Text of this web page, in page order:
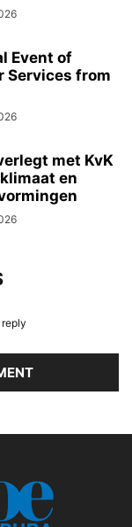
Event of
Services from
met KvK
en